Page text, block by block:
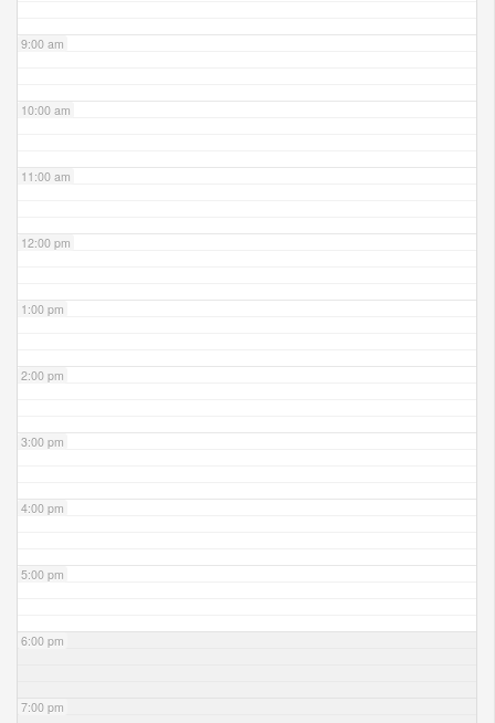
9:00 am
10:00 am
11:00 am
12:00 pm
1:00 pm
2:00 pm
3:00 pm
4:00 pm
5:00 pm
6:00 pm
7:00 pm